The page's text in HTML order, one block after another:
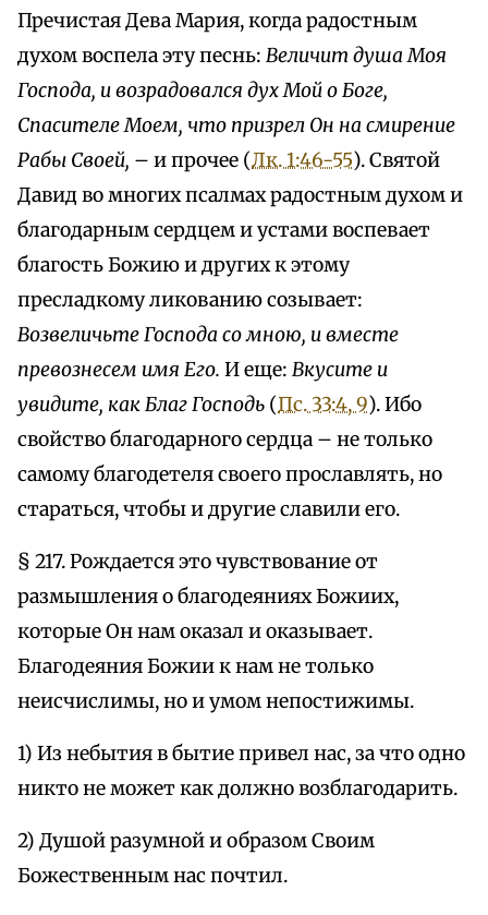
Пречистая Дева Мария, когда радостным
духом воспела эту песнь: Величит душа Моя
Господа, и возрадовался дух Мой о Боге,
Спасителе Моем, что призрел Он на смирение
Рабы Своей, – и прочее (Лк. 1:46-55). Святой
Давид во многих псалмах радостным духом и
благодарным сердцем и устами воспевает
благость Божию и других к этому
пресладкому ликованию созывает:
Возвеличьте Господа со мною, и вместе
превознесем имя Его. И еще: Вкусите и
увидите, как Благ Господь (Пс. 33:4, 9). Ибо
свойство благодарного сердца – не только
самому благодетеля своего прославлять, но
стараться, чтобы и другие славили его.
§ 217. Рождается это чувствование от
размышления о благодеяниях Божиих,
которые Он нам оказал и оказывает.
Благодеяния Божии к нам не только
неисчислимы, но и умом непостижимы.
1) Из небытия в бытие привел нас, за что одно
никто не может как должно возблагодарить.
2) Душой разумной и образом Своим
Божественным нас почтил.